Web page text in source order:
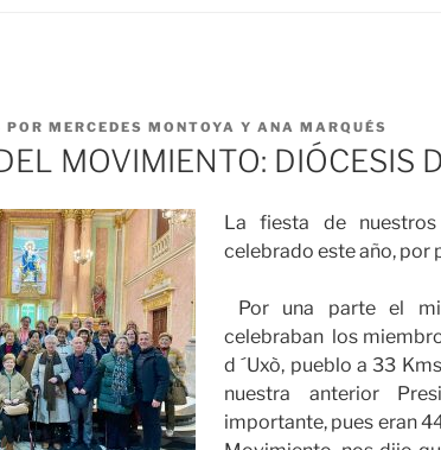
POR MERCEDES MONTOYA Y ANA MARQUÉS
MOVIMIENTO: DIÓCESIS
La fiesta de
celebrado este año, por
Por una parte el
celebraban los
d ´Uxò, pueblo a 33
nuestra anterior
importante, pues eran